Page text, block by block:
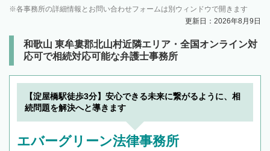
各事務所の詳細情報とお問い合わせフォームは別ウィンドウで開きます
更新日：2026年8月9日
和歌山 東牟婁郡北山村近隣エリア・全国オンライン対
応可で相続対応可能な弁護士事務所
【淀屋橋駅徒歩3分】安心できる未来に繋がるように、相
続問題を解決へと導きます
エバーグリーン法律事務所